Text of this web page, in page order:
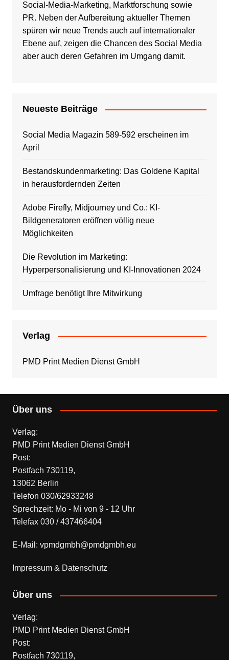
Social-Media-Marketing, Marktforschung sowie
PR. Neben der Aufbereitung aktueller Themen
spüren wir neue Trends auch auf internationaler
Ebene auf, zeigen die Chancen des Social Media
aber auch deren Gefahren im Umgang damit.
Neueste Beiträge
Social Media Magazin 589-592 erscheinen im
April
Bestandskundenmarketing: Das Goldene Kapital
in herausfordernden Zeiten
Adobe Firefly, Midjourney und Co.: KI-
Bildgeneratoren eröffnen völlig neue
Möglichkeiten
Die Revolution im Marketing:
Hyperpersonalisierung und KI-Innovationen 2024
Umfrage benötigt Ihre Mitwirkung
Verlag
PMD Print Medien Dienst GmbH
Über uns
Verlag:
PMD Print Medien Dienst GmbH
Post:
Postfach 730119,
13062 Berlin
Telefon 030/62933248
Sprechzeit: Mo - Mi von 9 - 12 Uhr
Telefax 030 / 437466404
E-Mail: vpmdgmbh@pmdgmbh.eu
Impressum & Datenschutz
Über uns
Verlag:
PMD Print Medien Dienst GmbH
Post:
Postfach 730119,